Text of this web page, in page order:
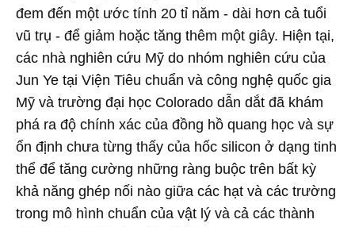
đem đến một ước tính 20 tỉ năm - dài hơn cả tuổi
vũ trụ - để giảm hoặc tăng thêm một giây. Hiện tại,
các nhà nghiên cứu Mỹ do nhóm nghiên cứu của
Jun Ye tại Viện Tiêu chuẩn và công nghệ quốc gia
Mỹ và trường đại học Colorado dẫn dắt đã khám
phá ra độ chính xác của đồng hồ quang học và sự
ổn định chưa từng thấy của hốc silicon ở dạng tinh
thể để tăng cường những ràng buộc trên bất kỳ
khả năng ghép nối nào giữa các hạt và các trường
trong mô hình chuẩn của vật lý và cả các thành